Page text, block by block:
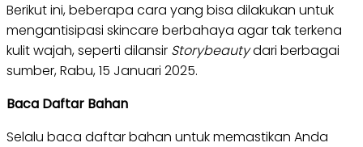
Berikut ini, beberapa cara yang bisa dilakukan untuk
mengantisipasi skincare berbahaya agar tak terkena
kulit wajah, seperti dilansir Storybeautydari berbagai
sumber, Rabu, 15 Januari 2025.
Baca Daftar Bahan
Selalu baca daftar bahan untuk memastikan Anda